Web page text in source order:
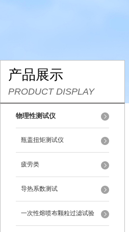
产品展示
PRODUCT DISPLAY
物理性测试仪
瓶盖扭矩测试仪
疲劳类
导热系数测试
一次性熔喷布颗粒过滤试验